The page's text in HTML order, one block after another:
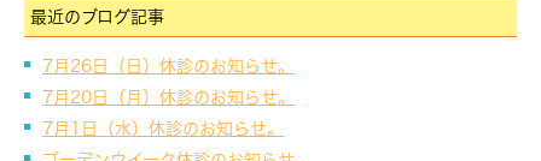
最近のブログ記事
7月26日（日）休診のお知らせ。
7月20日（月）休診のお知らせ。
7月1日（水）休診のお知らせ。